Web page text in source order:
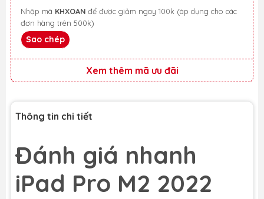
Nhập mã KHXOAN
đơn hàng trên 500k)
Sao chép
Xem thêm mã ưu đãi
Thông tin chi tiết
Đánh giá nhanh
iPad Pro M2 2022